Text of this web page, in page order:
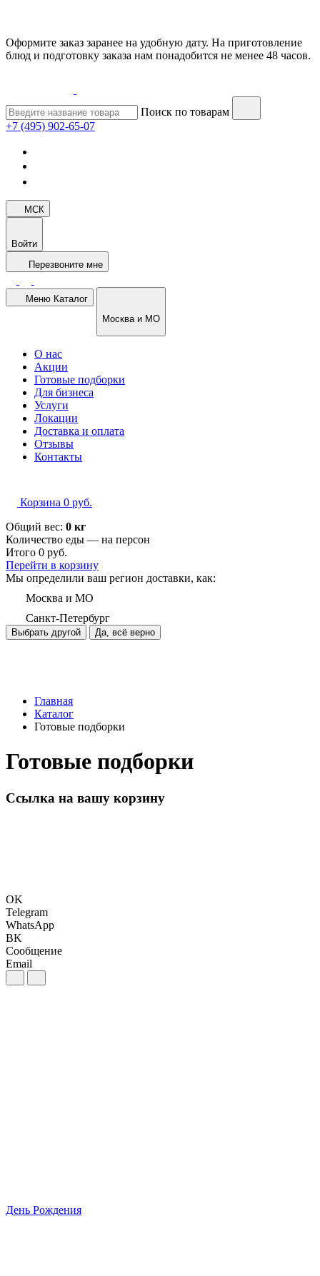
Оформите заказ заранее на удобную дату. На приготовление
блюд и подготовку заказа нам понадобится не менее 48 часов.
Поиск по товарам
+7 (495) 902-65-07
МСК
Войти
Перезвоните мне
Меню Каталог
Москва и МО
О нас
Акции
Готовые подборки
Для бизнеса
Услуги
Локации
Доставка и оплата
Отзывы
Контакты
Корзина 0 руб.
Общий вес: 0 кг
Количество еды — на персон
Итого 0 руб.
Перейти в корзину
Мы определили ваш регион доставки, как:
Москва и МО
Санкт-Петербург
Выбрать другой Да, всё верно
Главная
Каталог
Готовые подборки
Готовые подборки
Ссылка на вашу корзину
OK
Telegram
WhatsApp
BK
Сообщение
Email
День Рождения